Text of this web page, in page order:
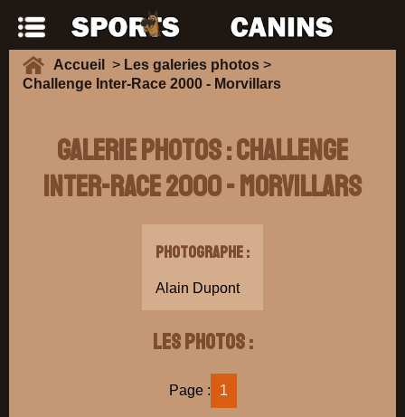
Accueil > Les galeries photos >
Challenge Inter-Race 2000 - Morvillars
Galerie Photos : Challenge
Inter-Race 2000 - Morvillars
Photographe :
Alain Dupont
Les photos :
Page : 1